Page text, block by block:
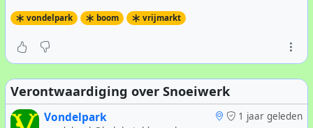
vondelpark boom vrijmarkt
Verontwaardiging over Snoeiwerk
1 jaar geleden
Vondelpark